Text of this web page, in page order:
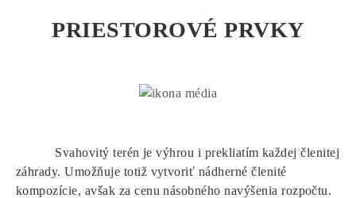
PRIESTOROVÉ PRVKY
Svahovitý terén je výhrou i prekliatím každej členitej
záhrady. Umožňuje totiž vytvoriť nádherné členité
kompozície, avšak za cenu násobného navýšenia rozpočtu.